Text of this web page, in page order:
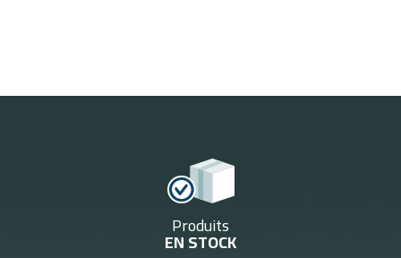
Produits
EN STOCK